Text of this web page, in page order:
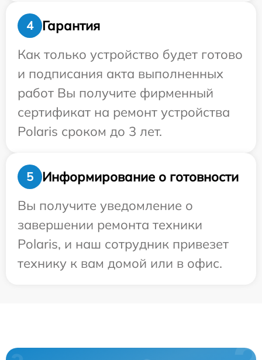
4
Гарантия
Как только устройство будет готово
и подписания акта выполненных
работ Вы получите фирменный
сертификат на ремонт устройства
Polaris сроком до 3 лет.
5
Информирование о готовности
Вы получите уведомление о
завершении ремонта техники
Polaris, и наш сотрудник привезет
технику к вам домой или в офис.